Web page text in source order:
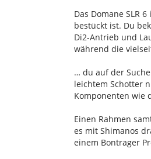
Das Domane SLR
bestückt ist. Du
Di2-Antrieb und
während die
… du auf der
leichtem Schotter
Komponenten wie
Einen Rahmen
es mit Shimanos
einem Bontrager